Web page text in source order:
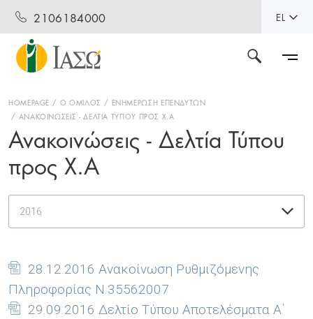
2106184000 EL
HOMEPAGE Ο ΟΜΙΛΟΣ
ΕΝΗΜΕΡΩΣΗ ΕΠΕΝΔΥΤΩΝ
ΑΝΑΚΟΙΝΩΣΕΙΣ - ΔΕΛΤΙΑ ΤΥΠΟΥ ΠΡΟΣ Χ.Α
Ανακοινώσεις - Δελτία Τύπου
προς Χ.Α
2016
28.12.2016 Ανακοίνωση Ρυθμιζόμενης
Πληροφορίας Ν.35562007
29.09.2016 Δελτίο Τύπου Αποτελέσματα Α΄